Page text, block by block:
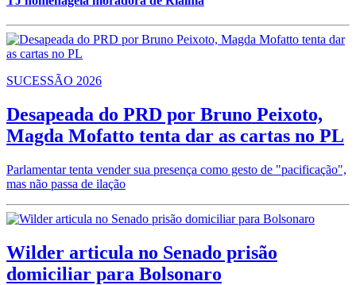
SUCESSÃO 2026
Desapeada do PRD por Bruno Peixoto,
Magda Mofatto tenta dar as cartas no PL
Parlamentar tenta vender sua presença como gesto de "pacificação",
mas não passa de ilação
Wilder articula no Senado prisão
domiciliar para Bolsonaro